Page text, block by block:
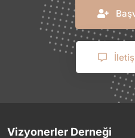
Vizyonerler Derneği